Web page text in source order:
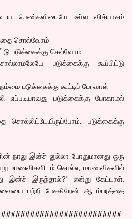
பெண்களிடையே உள்ள வித்யாசம்
கதை சொல்வோம்
படுக்கைக்கு செல்வோம்.
படுக்கைக்கு கூப்பிட்டு
படுக்கைக்கு கூட்டிப் போவாள்
படுக்கைக்கு போகாமல்
சொல்லிட்டேயிருப்போம்.. படுக்கைக்கு
நாலு இன்ச் லுல்லா போதுமானது ஒரு
மாணவிகளிடம் சொல்ல, மாணவிகளில்
இன்ச் இருந்தால்?” என்று கேட்டாள்.
பற்றி பேசுகிறேன். ஆடம்பரத்தை